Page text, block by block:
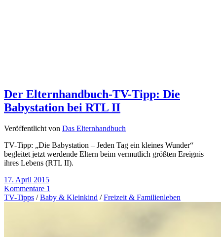
Der Elternhandbuch-TV-Tipp: Die
Babystation bei RTL II
Veröffentlicht von Das Elternhandbuch
TV-Tipp: „Die Babystation – Jeden Tag ein kleines Wunder“
begleitet jetzt werdende Eltern beim vermutlich größten Ereignis
ihres Lebens (RTL II).
17. April 2015
Kommentare 1
TV-Tipps /Baby & Kleinkind /Freizeit & Familienleben